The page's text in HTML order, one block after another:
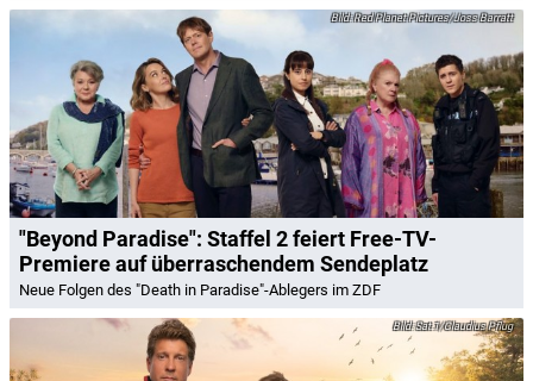
Red Planet Pictures/Joss Barratt
"Beyond Paradise": Staffel 2 feiert Free-TV-
Premiere auf überraschendem Sendeplatz
Neue Folgen des "Death in Paradise"-Ablegers im ZDF
Sat.1/Claudius Pflug